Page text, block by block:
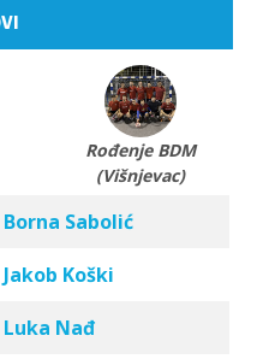
Rođenje BDM
(Višnjevac)
Borna Sabolić
Jakob Koški
Luka Nađ